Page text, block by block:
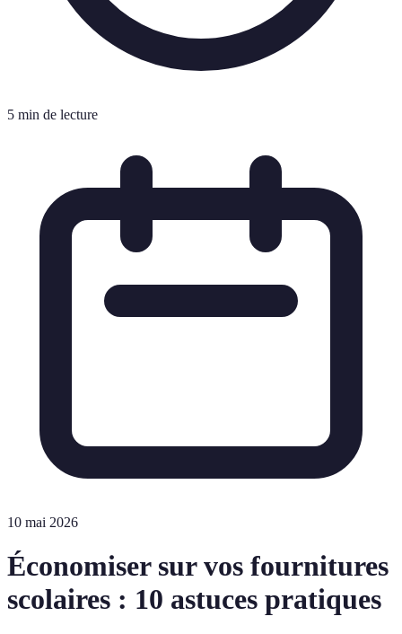
5 min de lecture
10 mai 2026
Économiser sur vos fournitures
scolaires : 10 astuces pratiques